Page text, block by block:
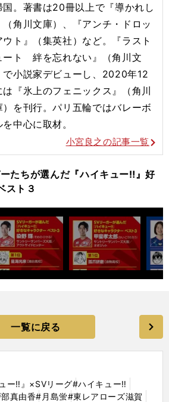
国。著書は20冊以上で『導かれし
（角川文庫）、『アンチ・ドロッ
ウト』（集英社）など。『ラスト
ート 絆を忘れない』（角川文
で小説家デビューし、2020年12
は『氷上のフェニックス』（角川
）を刊行。パリ五輪ではバレーボ
を中心に取材。
小宮良之の記事一覧
ーたちが選んだ『ハイキュー‼』好
スト３
一覧に戻る
ー‼』×SVリーグ#ハイキュー‼
真由香#月島蛍#東レアローズ滋賀